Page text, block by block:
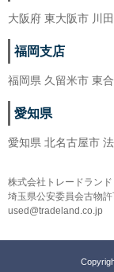
大阪府 東大阪市 川
福岡支店
福岡県 久留米市 東
愛知県
愛知県 北名古屋市
株式会社トレードランド
埼玉県公安委員会古物
used@tradeland.co.jp